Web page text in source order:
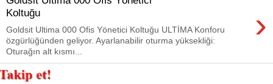
Koltuğu
›
Goldsit Ultima 000 Ofis Yönetici Koltuğu ULTİMA Konforu
özgürlüğünden geliyor. Ayarlanabilir oturma yüksekliği:
Oturağın alt kısmı...